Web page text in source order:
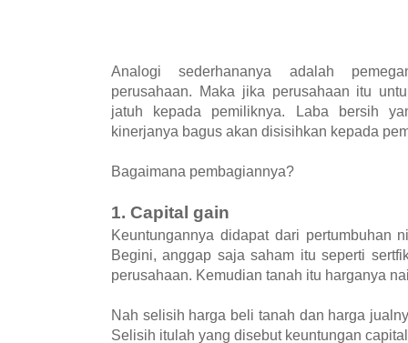
Analogi sederhananya adalah
perusahaan. Maka jika perusahaan itu
jatuh kepada pemiliknya. Laba bersih
kinerjanya bagus akan disisihkan kepada
Bagaimana pembagiannya?
1. Capital gain
Keuntungannya didapat dari pertumbuhan
Begini, anggap saja saham itu seperti
perusahaan. Kemudian tanah itu harganya
Nah selisih harga beli tanah dan harga
Selisih itulah yang disebut keuntungan